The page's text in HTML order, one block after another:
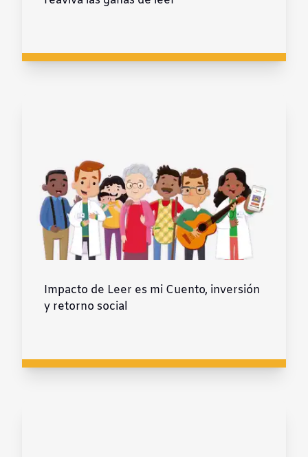
Impacto de Leer es mi Cuento, inversión
y retorno social